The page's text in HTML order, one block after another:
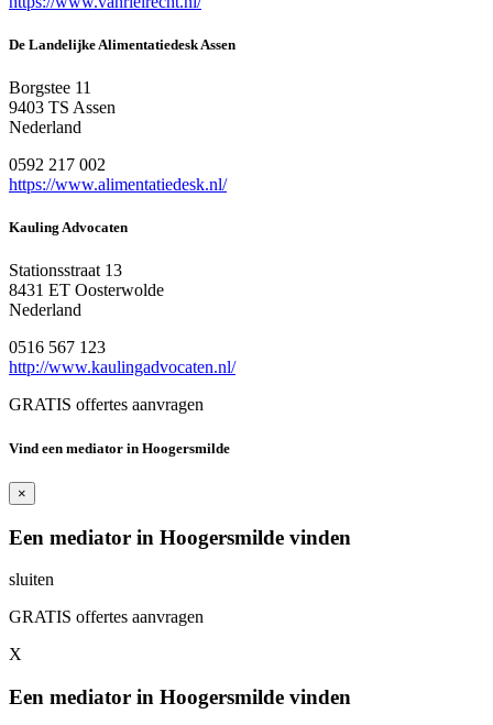
De Landelijke Alimentatiedesk Assen
Borgstee 11
9403 TS Assen
Nederland
0592 217 002
https://www.alimentatiedesk.nl/
Kauling Advocaten
Stationsstraat 13
8431 ET Oosterwolde
Nederland
0516 567 123
http://www.kaulingadvocaten.nl/
GRATIS offertes aanvragen
Vind een mediator in Hoogersmilde
×
Een mediator in Hoogersmilde vinden
sluiten
GRATIS offertes aanvragen
X
Een mediator in Hoogersmilde vinden